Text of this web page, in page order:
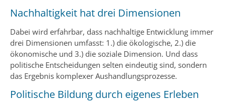
Nachhaltigkeit hat drei Dimensionen
Dabei wird erfahrbar, dass nachhaltige Entwicklung immer
drei Dimensionen umfasst: 1.) die ökologische, 2.) die
ökonomische und 3.) die soziale Dimension. Und dass
politische Entscheidungen selten eindeutig sind, sondern
das Ergebnis komplexer Aushandlungsprozesse.
Politische Bildung durch eigenes Erleben